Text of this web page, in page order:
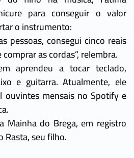
para conseguir o valor
o instrumento:
pessoas, consegui cinco reais
as cordas”, relembra.
aprendeu a tocar teclado,
e guitarra. Atualmente, ele
mensais no Spotify e
Mainha do Brega, em registro
seu filho.